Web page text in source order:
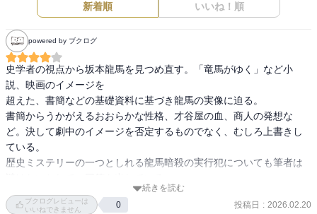
新着順 いいね！順
powered by ブクログ
史学者の視点から坂本龍馬を見つめ直す。「竜馬がゆく」など小
説、映画のイメージを
超えた、書簡などの基礎資料に基づき龍馬の実像に迫る。
書簡からうかがえるおおらかな性格、才谷屋の血、商人の発想な
ど。決して劇中のイメージを否定するものでなく、むしろ上書きし
ている。
歴史ミステリーの一つとしれる龍馬暗殺の実行犯についても筆者は
特に「竜馬がゆく」読者には楽しめる一冊であろう。
続きを読む
ブクログレビューは
いいねできません
0 投稿日 : 2026.02.20